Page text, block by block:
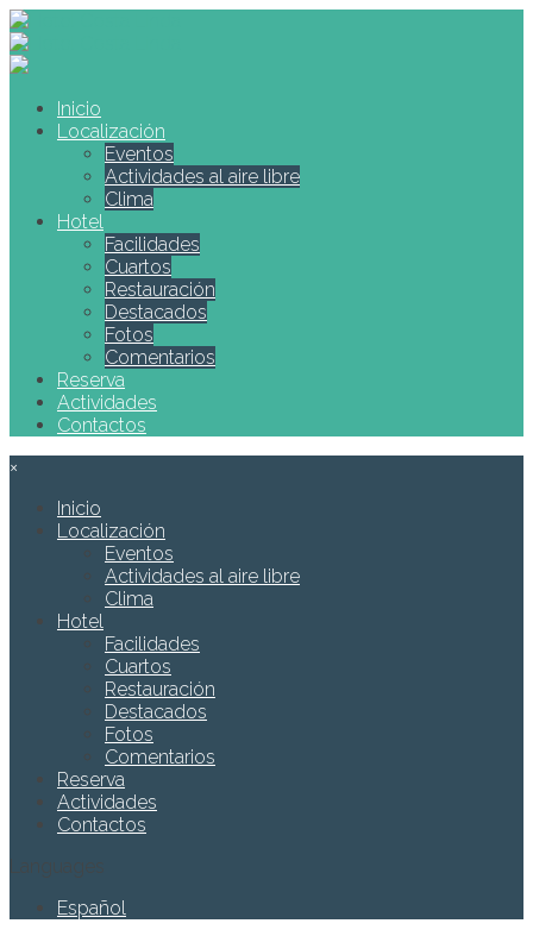
Inicio
Localización
Eventos
Actividades al aire libre
Clima
Hotel
Facilidades
Cuartos
Restauración
Destacados
Fotos
Comentarios
Reserva
Actividades
Contactos
×
Inicio
Localización
Eventos
Actividades al aire libre
Clima
Hotel
Facilidades
Cuartos
Restauración
Destacados
Fotos
Comentarios
Reserva
Actividades
Contactos
Español